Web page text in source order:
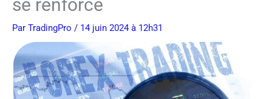
se renforce
Par TradingPro / 14 juin 2024 à 12h31